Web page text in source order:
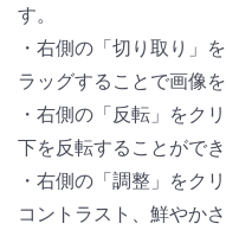
す。
・右側の「切り取り」
ラッグすることで画像
・右側の「反転」をク
下を反転することができ
・右側の「調整」をク
コントラスト、鮮やか